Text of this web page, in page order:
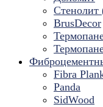
Стенолит
BrusDecor
Fibra
Panda
SidWood